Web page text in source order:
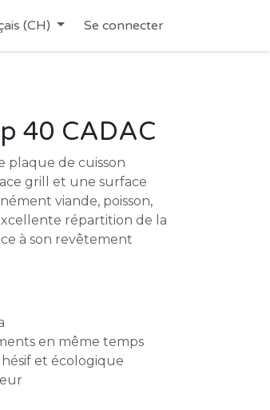
(CH) Se connecter
40 CADAC
plaque de cuisson
grill et une surface
viande, poisson,
répartition de la
à son revêtement
en même temps
et écologique